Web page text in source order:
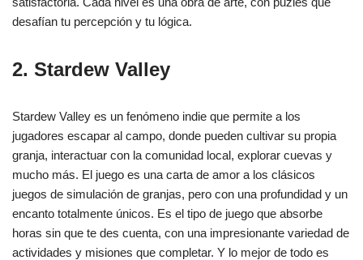
desafían tu percepción y tu lógica.
2. Stardew Valley
Stardew Valley es un fenómeno indie que permite a los
jugadores escapar al campo, donde pueden cultivar su propia
granja, interactuar con la comunidad local, explorar cuevas y
mucho más. El juego es una carta de amor a los clásicos
juegos de simulación de granjas, pero con una profundidad y un
encanto totalmente únicos. Es el tipo de juego que absorbe
horas sin que te des cuenta, con una impresionante variedad de
actividades y misiones que completar. Y lo mejor de todo es